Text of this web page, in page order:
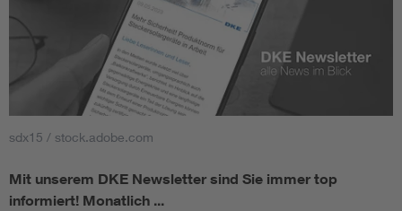
sdx15 / stock.adobe.com
Mit unserem DKE Newsletter sind Sie immer top
informiert! Monatlich ...